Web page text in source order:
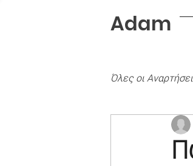
Adam
Όλες οι
Είδος